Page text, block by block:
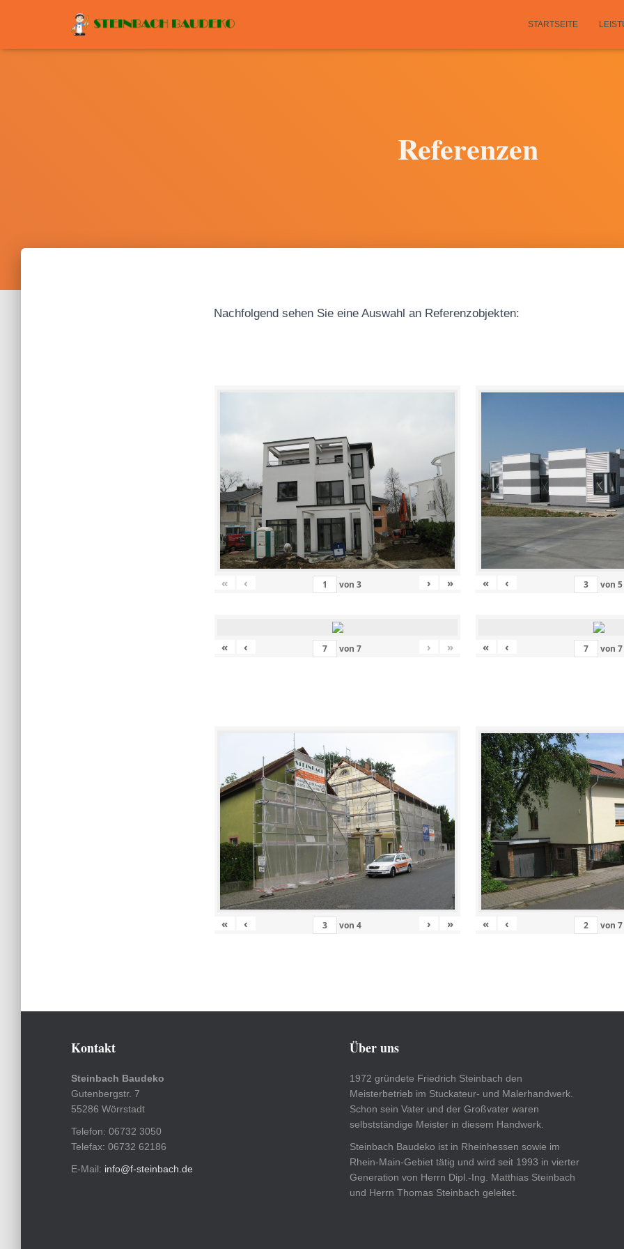
STARTSEITE
Referenzen
Nachfolgend sehen Sie eine Auswahl an Referenzobjekten:
« ‹ von3 › »
« ‹ von7 › »
« ‹ von4 › »
« ‹ von5
« ‹ von7
« ‹ von7
Kontakt
Steinbach Baudeko
Gutenbergstr. 7
55286 Wörrstadt
Telefon: 06732 3050
Telefax: 06732 62186
E-Mail: info@f-steinbach.de
Über uns
1972 gründete Friedrich Steinbach den
Meisterbetrieb im Stuckateur- und Malerhandwerk.
Schon sein Vater und der Großvater waren
selbstständige Meister in diesem Handwerk.
Steinbach Baudeko ist in Rheinhessen sowie im
Rhein-Main-Gebiet tätig und wird seit 1993 in vierter
Generation von Herrn Dipl.-Ing. Matthias Steinbach
und Herrn Thomas Steinbach geleitet.